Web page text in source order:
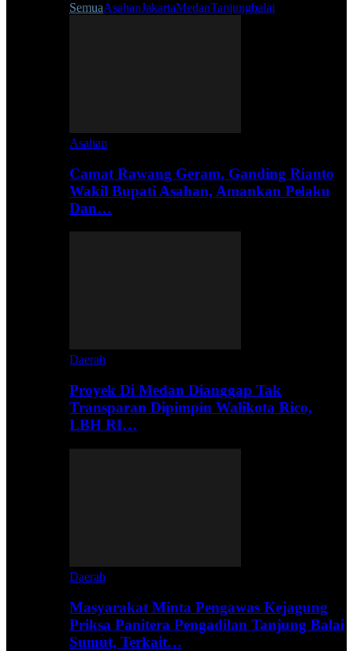
SemuaAsahanJakartaMedanTanjungbalai
Asahan
Camat Rawang Geram, Ganding Rianto
Wakil Bupati Asahan, Amankan Pelaku
Dan…
Daerah
Proyek Di Medan Dianggap Tak
Transparan Dipimpin Walikota Rico,
LBH RI…
Daerah
Masyarakat Minta Pengawas Kejagung
Priksa Panitera Pengadilan Tanjung Balai
Sumut, Terkait…